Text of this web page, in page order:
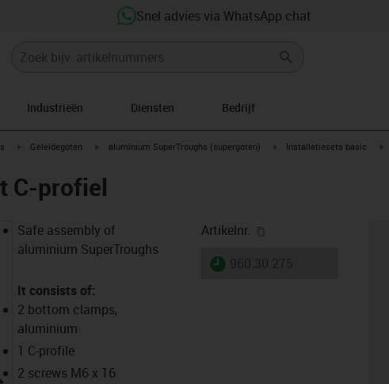
Snel advies via WhatsApp chat
Industrieën Diensten Bedrijf
right igus-icon-arrow-right
Geleidegoten igus-icon-arrow-right
aluminium SuperTroughs (supergoten) igus-icon-arrow-right
Installatiesets basic
C-profiel
igus-icon-lupe
Safe assembly of
aluminium SuperTroughs
It consists of:
2 bottom clamps,
aluminium
1 C-profile
2 screws M6 x 16
Artikelnr.
igus-icon-lieferzeit